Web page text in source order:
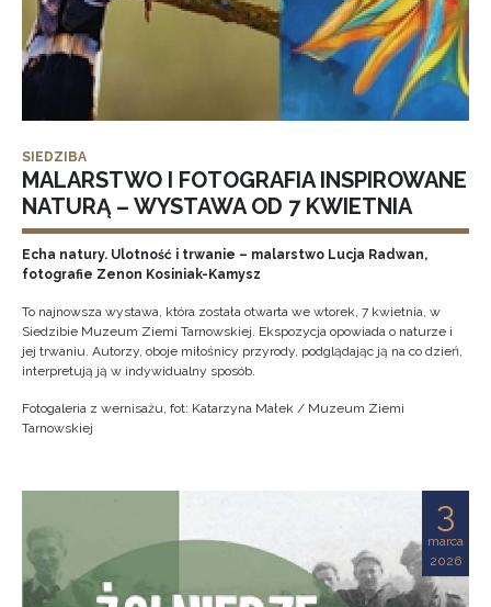
SIEDZIBA
MALARSTWO I FOTOGRAFIA INSPIROWANE
NATURĄ – WYSTAWA OD 7 KWIETNIA
Echa natury. Ulotność i trwanie – malarstwo Lucja Radwan,
fotografie Zenon Kosiniak-Kamysz
To najnowsza wystawa, która została otwarta we wtorek, 7 kwietnia, w
Siedzibie Muzeum Ziemi Tarnowskiej. Ekspozycja opowiada o naturze i
jej trwaniu. Autorzy, oboje miłośnicy przyrody, podglądając ją na co dzień,
interpretują ją w indywidualny sposób.
Fotogaleria z wernisażu, fot: Katarzyna Małek / Muzeum Ziemi
Tarnowskiej
3
marca
2026